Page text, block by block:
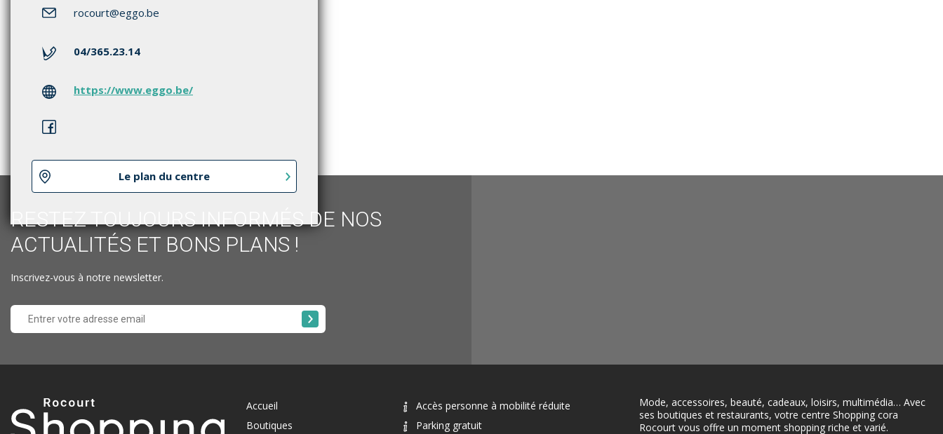
rocourt@eggo.be
04/365.23.14
https://www.eggo.be/
Le plan du centre
RESTEZ TOUJOURS INFORMÉS DE NOS
ACTUALITÉS ET BONS PLANS !
Inscrivez-vous à notre newsletter.
Accueil
Boutiques
Accès personne à mobilité réduite
Parking gratuit
Mode, accessoires, beauté, cadeaux, loisirs, multimédia… Avec
ses boutiques et restaurants, votre centre Shopping cora
Rocourt vous offre un moment shopping riche et varié.